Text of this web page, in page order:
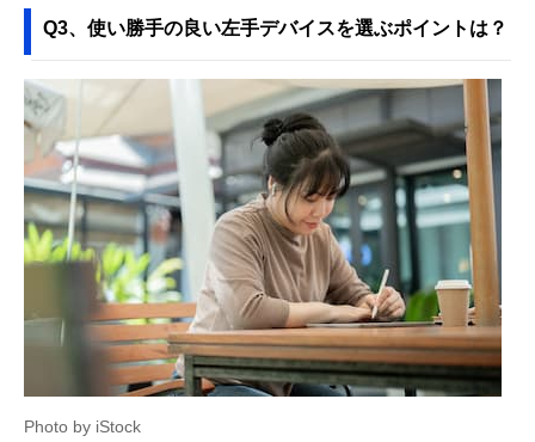
Q3、使い勝手の良い左手デバイスを選ぶポイントは？
Photo by iStock